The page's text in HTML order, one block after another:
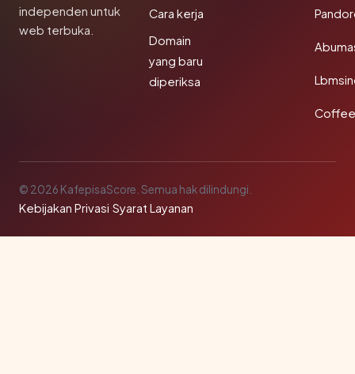
independen untuk
web terbuka.
Cara kerja
Domain
yang baru
diperiksa
© 2026 KafepisaScore. Semua hak dilindungi.
Kebijakan Privasi·Syarat Layanan